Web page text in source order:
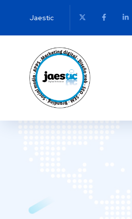
Jaestic